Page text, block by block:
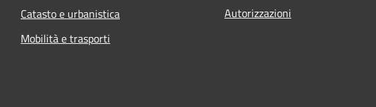
Catasto e urbanistica
Mobilità e trasporti
Autorizzazioni